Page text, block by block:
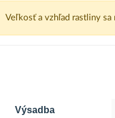
Veľkosť a vzhľad rastliny
Výsadba